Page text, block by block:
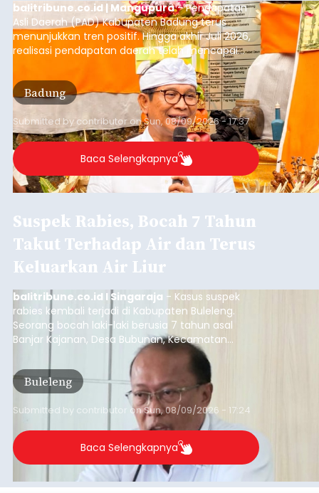
balitribune.co.id | Mangupura- Pendapatan
Asli Daerah (PAD) Kabupaten Badung terus
menunjukkan tren positif. Hingga akhir Juli 2026,
realisasi pendapatan daerah telah mencapai
Rp4,1 triliun atau rata-rata sekitar Rp730 miliar
per bulan, meningkat signifikan dibandingkan
rata-rata penerimaan sebelumnya yang berkisar
Rp350 miliar hingga Rp400 miliar per bulan.
Badung
Submitted by contributoronSun, 08/09/2026 - 17:37
Baca Selengkapnya
Suspek Rabies, Bocah 7 Tahun
Takut Terhadap Air dan Terus
Keluarkan Air Liur
balitribune.co.id I Singaraja - Kasus suspek
rabies kembali terjadi di Kabupaten Buleleng.
Seorang bocah laki-laki berusia 7 tahun asal
Banjar Kajanan, Desa Bubunan, Kecamatan
Seririt, dilaporkan mengalami gejala khas rabies
setelah sebelumnya digigit anjing pada awal Juni
2026.
Buleleng
Submitted by contributor onSun, 08/09/2026 - 17:24
Baca Selengkapnya